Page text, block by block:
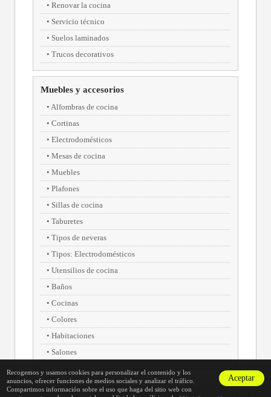
Renovar la cocina
Servicio técnico
Suelos laminados
Trucos decorativos
Muebles y accesorios
Alfombras de cocina
Cortinas
Electrodomésticos
Mesas de cocina
Muebles
Plafones
Sillas de cocina
Taburetes
Tipos de neveras
Tipos: Electrodomésticos
Utensilios de cocina
Baños
Cocinas
Colores
Habitaciones
Salones
Aceptar
Recogemos y usamos cookies para personalizar el contenido y los
anuncios, ofrecer funciones de medios sociales y analizar el tráfico.
Compartimos información sobre el uso que haga del sitio web con